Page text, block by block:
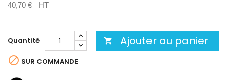
40,70 € HT
Quantité  Ajouter au panier
 SUR COMMANDE